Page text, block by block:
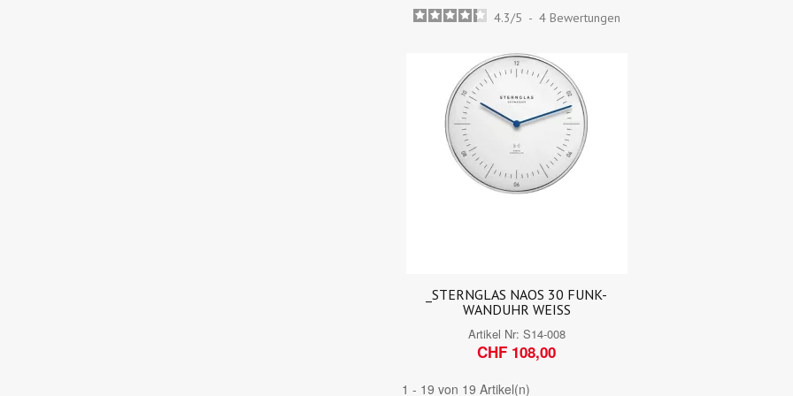
4.3/5 - 4 Bewertungen
_STERNGLAS NAOS 30 FUNK-
WANDUHR WEISS
Artikel Nr: S14-008
CHF 108,00
1 - 19 von 19 Artikel(n)